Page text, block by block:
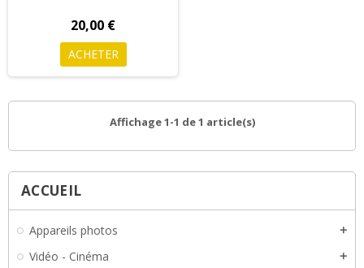
ACCUEIL
Appareils photos add
Vidéo - Cinéma add
20,00 €
ACHETER
Affichage 1-1 de 1 article(s)